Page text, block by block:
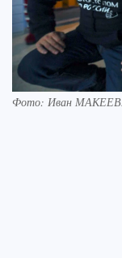
Фото: Иван МАКЕЕВ.